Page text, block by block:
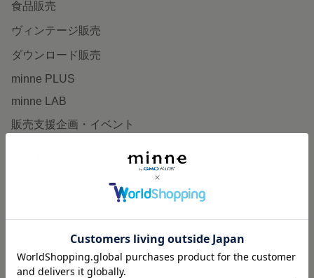
食品販売
ヴィンテージ販売
ダウンロード販売
minne PLUS
minne LAB
販売支援企画・イベント
minneとものづくりと
minneの本